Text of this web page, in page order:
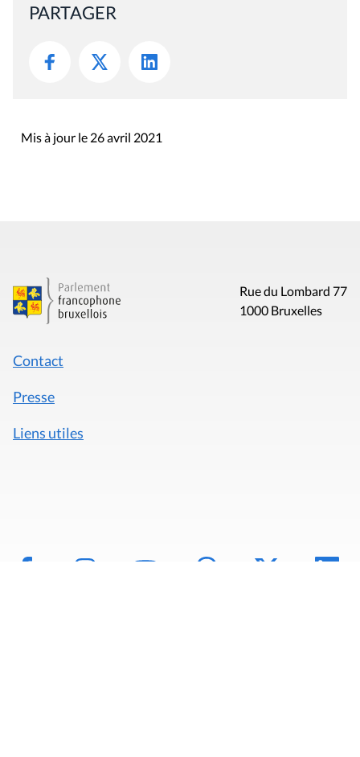
PARTAGER
Mis à jour le 26 avril 2021
Rue du Lombard 77
1000 Bruxelles
Contact
Presse
Liens utiles